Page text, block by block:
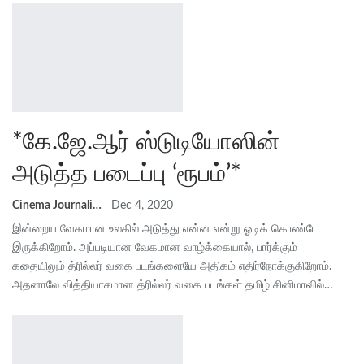
*கே.ஜே.ஆர் ஸ்டுடியோஸின்
அடுத்த படைப்பு ‘ரூபம்’*
Cinema Journalist Union Dec 4, 2020
இன்றைய வேகமான உலகில் அடுத்து என்ன என்று ஓடிக் கொண்டே
இருக்கிறோம். அப்படியான வேகமான வாழ்க்கையால், பார்க்கும்
கதையிலும் த்ரில்லர் வகை படங்களையே அதிகம் எதிர்நோக்குகிறோம்.
அதனாலே வித்தியாசமான த்ரில்லர் வகை படங்கள் தமிழ் சினிமாவில்…